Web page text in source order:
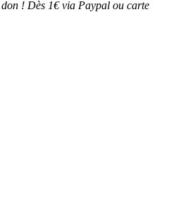
! Dès 1€ via Paypal ou carte